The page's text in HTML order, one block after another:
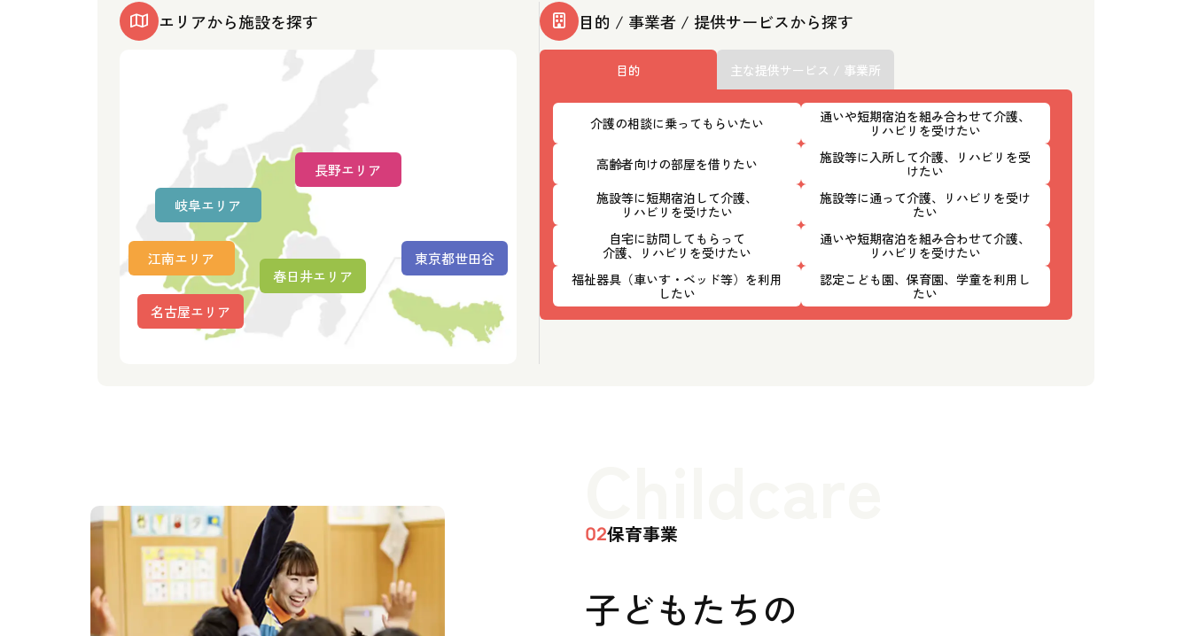
エリアから施設を探す
名古屋エリア
江南エリア
春日井エリア
岐阜エリア
長野エリア
東京都世田谷
目的 / 事業者 / 提供サービスから探す
目的 主な提供サービス / 事業所
介護の相談に乗ってもらいたい
通いや短期宿泊を組み合わせて介護、
リハビリを受けたい
高齢者向けの部屋を借りたい
施設等に入所して介護、リハビリを受
けたい
施設等に短期宿泊して介護、
リハビリを受けたい
施設等に通って介護、リハビリを受け
たい
自宅に訪問してもらって
介護、リハビリを受けたい
通いや短期宿泊を組み合わせて介護、
リハビリを受けたい
福祉器具（車いす・ベッド等）を利用
したい
認定こども園、保育園、学童を利用し
たい
02保育事業
子どもたちの